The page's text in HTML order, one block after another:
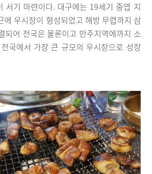
서기 마련이다. 대구에는 19세기 중엽 지
에 우시장이 형성되었고 해방 무렵까지 삼
되어 전국은 물론이고 만주지역에까지 소
국에서 가장 큰 규모의 우시장으로 성장